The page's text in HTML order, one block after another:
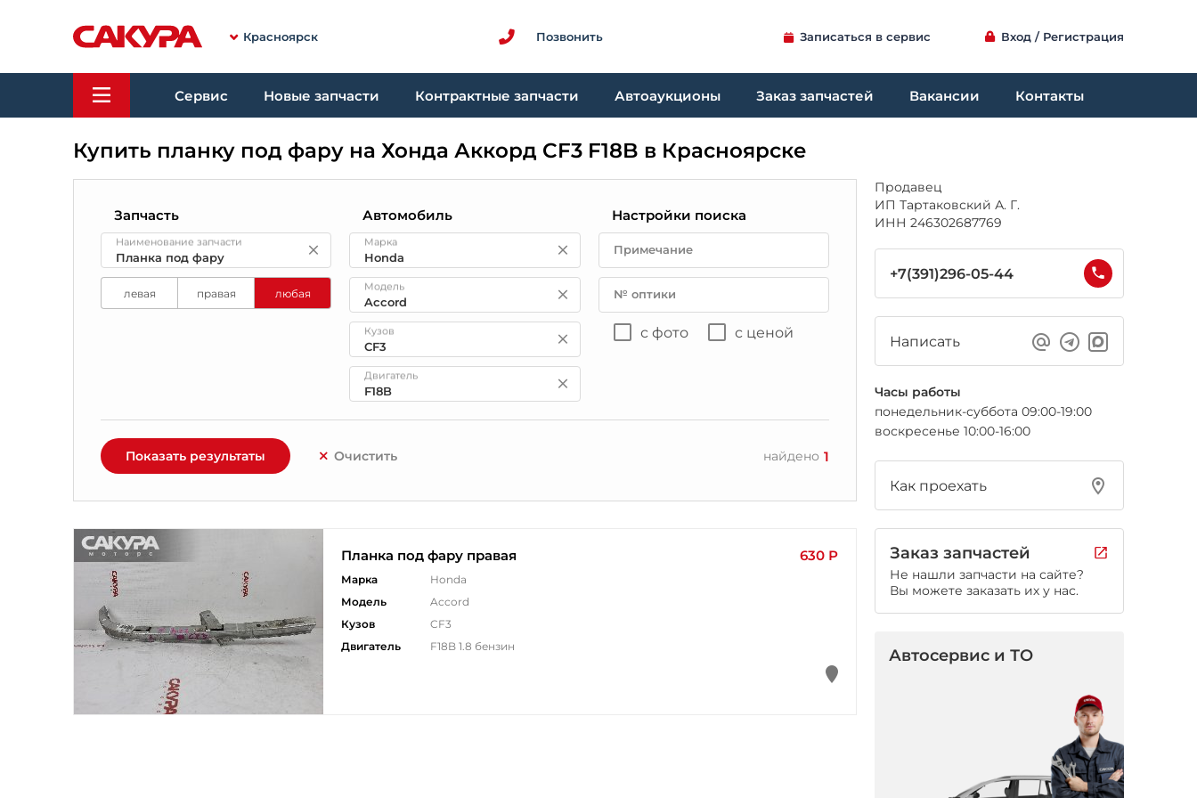
Красноярск Позвонить Записаться в сервис Вход / Регистрация
Сервис Новые запчасти Контрактные запчасти Автоаукционы Заказ запчастей Вакансии Контакты
Купить планку под фару на Хонда Аккорд CF3 F18B в Красноярске
Запчасть
Наименование запчасти
левая правая любая
Автомобиль
Марка
Модель
Кузов
Двигатель
Настройки поиска
Примечание
№ оптики
с фото с ценой
Показать результаты Очистить найдено 1
Планка под фару правая 630 Р
Марка
Honda
Модель
Accord
Кузов
CF3
Двигатель
F18B 1.8 бензин
Продавец
ИП Тартаковский А. Г.
ИНН 246302687769
+7(391)296-05-44
Написать
Часы работы
понедельник-суббота 09:00-19:00
воскресенье 10:00-16:00
Как проехать
Заказ запчастей
Не нашли запчасти на сайте?
Вы можете заказать их у нас.
Автосервис и ТО